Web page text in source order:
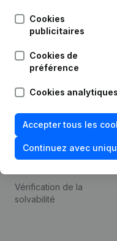
Cookies
publicitaires
Cookies de
préférence
Cookies analytiques
Accepter tous les
Continuez avec
Thème
de la fraude
Consulter des comptes
annuels
Recherche de numéro
Vérification de la
solvabilité